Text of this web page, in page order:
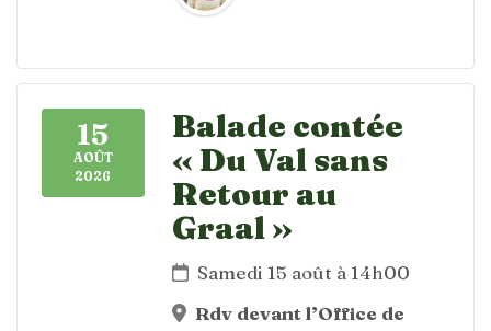
15
AOÛT
2026
Balade contée
« Du Val sans
Retour au
Graal »
Samedi 15 août à 14h00
Rdv devant l’Office de